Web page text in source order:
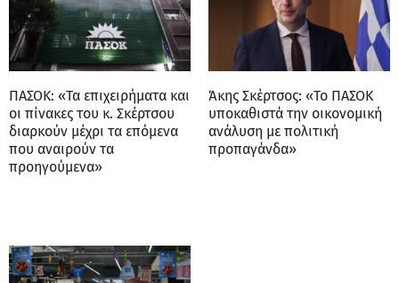
ΠΑΣΟΚ: «Τα επιχειρήματα και
οι πίνακες του κ. Σκέρτσου
διαρκούν μέχρι τα επόμενα
που αναιρούν τα
προηγούμενα»
Άκης Σκέρτσος: «Το ΠΑΣΟΚ
υποκαθιστά την οικονομική
ανάλυση με πολιτική
προπαγάνδα»